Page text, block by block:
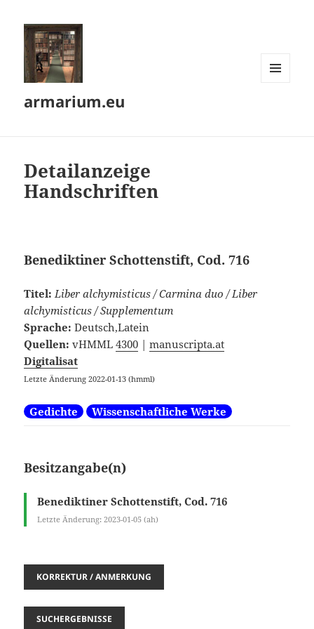
armarium.eu
Detailanzeige
Handschriften
Benediktiner Schottenstift, Cod. 716
Titel:Liber alchymisticus / Carmina duo / Liber
alchymisticus / Supplementum
Sprache:Deutsch,Latein
Quellen:vHMML4300 |manuscripta.at
Digitalisat
Letzte Änderung 2022-01-13 (hmml)
Gedichte Wissenschaftliche Werke
Besitzangabe(n)
Benediktiner Schottenstift, Cod. 716
Letzte Änderung: 2023-01-05 (ah)